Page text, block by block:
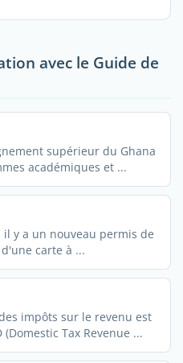
avec le Guide de
supérieur du Ghana
académiques et ...
y a un nouveau permis de
carte à ...
impôts sur le revenu est
Tax Revenue ...